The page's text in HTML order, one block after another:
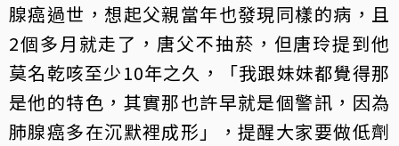
腺癌過世，想起父親當年也發現同樣的病，且
2個多月就走了，唐父不抽菸，但唐玲提到他
莫名乾咳至少10年之久，「我跟妹妹都覺得那
是他的特色，其實那也許早就是個警訊，因為
肺腺癌多在沉默裡成形」，提醒大家要做低劑